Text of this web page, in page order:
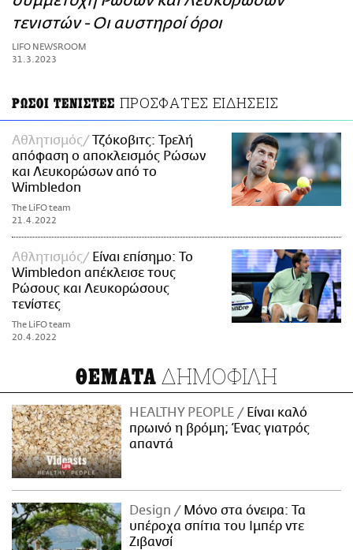
ΑΜΠΑ
PRINT
τενιστών - Οι αυστηροί όροι
LIFO NEWSROOM
31.3.2023
ΡΩΣΟΙ ΤΕΝΙΣΤΕΣ ΠΡΟΣΦΑΤΕΣ ΕΙΔΗΣΕΙΣ
Αθλητισμός
Τζόκοβιτς: Τρελή
απόφαση ο αποκλεισμός Ρώσων
και Λευκορώσων από το
Wimbledon
The LiFO team
21.4.2022
Αθλητισμός
Είναι επίσημο: Το
Wimbledon απέκλεισε τους
Ρώσους και Λευκορώσους
τενίστες
The LiFO team
20.4.2022
ΘΕΜΑΤΑ ΔΗΜΟΦΙΛΗ
HEALTHY PEOPLE
Είναι καλό
πρωινό η βρόμη; Ένας γιατρός
απαντά
Design
Μόνο στα όνειρα: Τα
υπέροχα σπίτια του Ιμπέρ ντε
Ζιβανσί